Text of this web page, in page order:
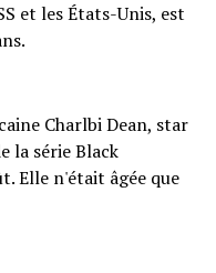
et les États-Unis, est
Charlbi Dean, star
la série Black
Elle n'était âgée que